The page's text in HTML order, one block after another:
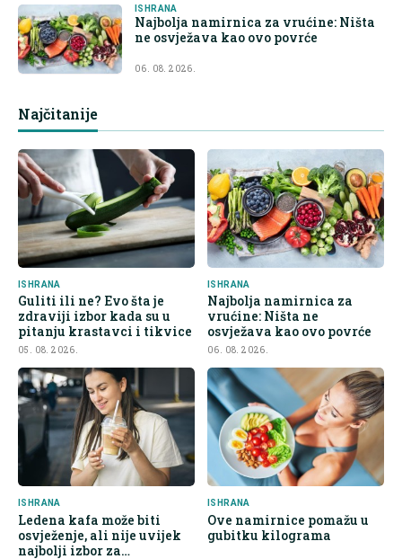
ISHRANA
Najbolja namirnica za vrućine: Ništa
ne osvježava kao ovo povrće
06. 08. 2026.
Najčitanije
ISHRANA
Guliti ili ne? Evo šta je
zdraviji izbor kada su u
pitanju krastavci i tikvice
05. 08. 2026.
ISHRANA
Najbolja namirnica za
vrućine: Ništa ne
osvježava kao ovo povrće
06. 08. 2026.
ISHRANA
Ledena kafa može biti
osvježenje, ali nije uvijek
najbolji izbor za
ISHRANA
Ove namirnice pomažu u
gubitku kilograma